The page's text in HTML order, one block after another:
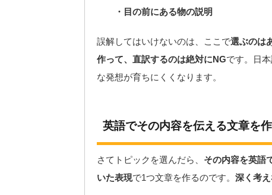
・目の前にある物の説明
誤解してはいけないのは、ここで選ぶのは
作って、直訳するのは絶対にNGです。日
な発想が育ちにくくなります。
英語でその内容を伝える文章を
さてトピックを選んだら、 その内容を英語
いた表現で1つ文章を作るのです。 深く考